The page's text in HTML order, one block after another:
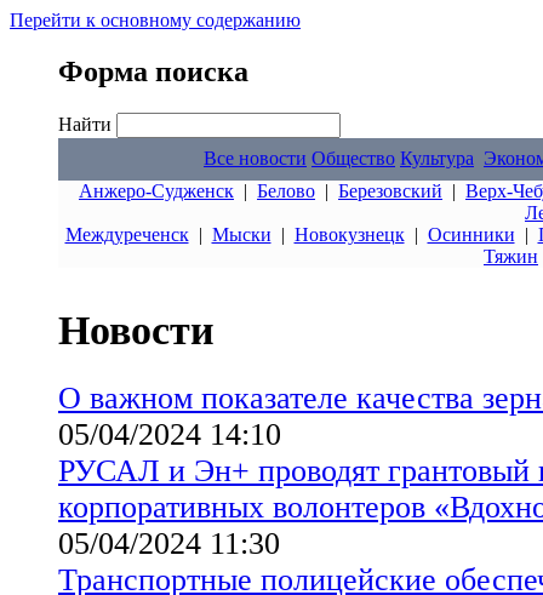
Перейти к основному содержанию
Форма поиска
Найти
Все новости Общество Культура
Анжеро-Судженск | Белово | Березовский | Верх-
Междуреченск| Мыски | Новокузнецк| Осинники |
Тяжин
Новости
О важном показателе качества
05/04/2024 14:10
РУСАЛ и Эн+ проводят грантовый
корпоративных волонтеров
05/04/2024 11:30
Транспортные полицейские